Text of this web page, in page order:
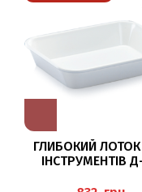
ГЛИБОКИЙ
ІНСТРУМЕНТІВ